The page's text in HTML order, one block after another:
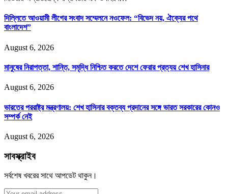
দিল্লিতে আওয়ামী লীগের সংবাদ সম্মেলনে নওফেল: “বিভেদ নয়, ঐক্যের পথে
বাংলাদেশ”
August 6, 2026
মানুষের নিরাপত্তা, শান্তি, সমৃদ্ধি নিশ্চিত করতে দেশে ফেরার প্রত্যয় শেখ হাসিনার
August 6, 2026
ভারতের পররাষ্ট্র মন্ত্রণালয়: শেখ হাসিনার বক্তব্য প্রদানের সঙ্গে ভারত সরকারের কোনও
সম্পর্ক নেই
August 6, 2026
সাবস্ক্রাইব
সর্বশেষ খবরের সাথে আপডেট থাকুন।